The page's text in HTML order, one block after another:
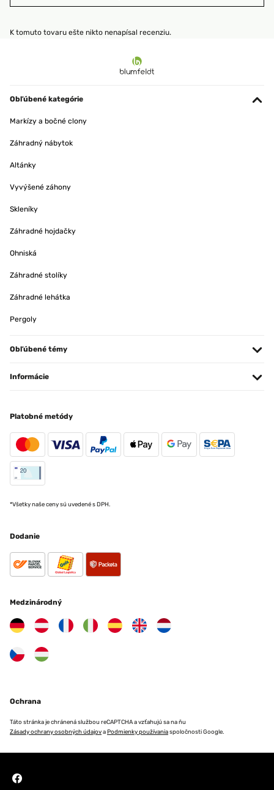
K tomuto tovaru ešte nikto nenapísal recenziu.
Obľúbené kategórie
Markízy a bočné clony
Záhradný nábytok
Altánky
Vyvýšené záhony
Skleníky
Záhradné hojdačky
Ohniská
Záhradné stolíky
Záhradné lehátka
Pergoly
Obľúbené témy
Informácie
Platobné metódy
*Všetky naše ceny sú uvedené s DPH.
Dodanie
Medzinárodný
Ochrana
Táto stránka je chránená službou reCAPTCHA a vzťahujú sa na ňu
Zásady ochrany osobných údajovaPodmienky používaniaspoločnosti Google.